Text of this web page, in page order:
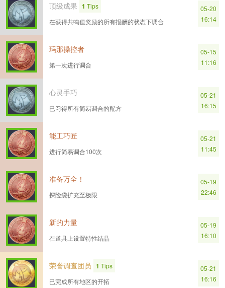
顶级成果 1 Tips
在获得共鸣值奖励的所有报酬的状态下调合
05-20
16:14
玛那操控者
第一次进行调合
05-15
11:16
心灵手巧
已习得所有简易调合的配方
05-21
16:15
能工巧匠
进行简易调合100次
05-21
11:45
准备万全！
探险袋扩充至极限
05-19
22:46
新的力量
在道具上设置特性结晶
05-19
16:10
荣誉调查团员 1 Tips
已完成所有地区的开拓
05-21
16:16